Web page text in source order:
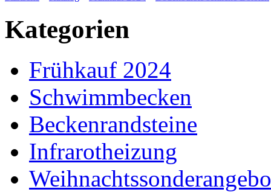
Kategorien
Frühkauf 2024
Schwimmbecken
Beckenrandsteine
Infrarotheizung